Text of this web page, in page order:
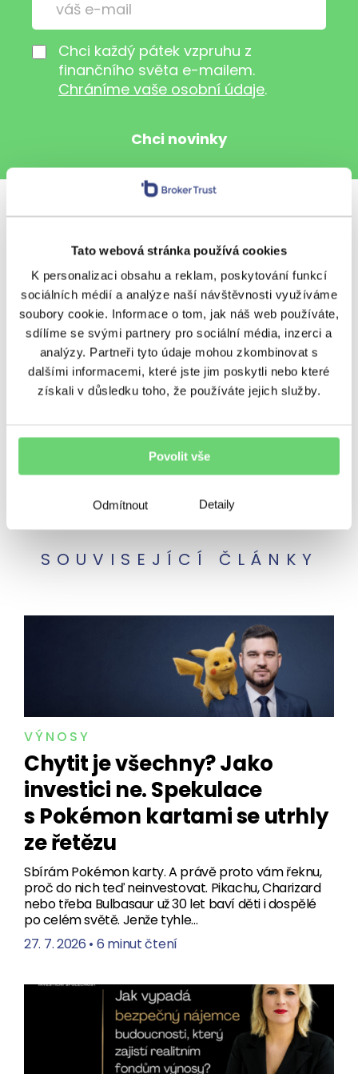
Detaily
Tato webová stránka používá cookies
K personalizaci obsahu a reklam, poskytování funkcí
sociálních médií a analýze naší návštěvnosti využíváme
soubory cookie. Informace o tom, jak náš web používáte,
sdílíme se svými partnery pro sociální média, inzerci a
analýzy. Partneři tyto údaje mohou zkombinovat s
dalšími informacemi, které jste jim poskytli nebo které
získali v důsledku toho, že používáte jejich služby.
Povolit vše
Odmítnout
Chci každý pátek vzpruhu z
finančního světa e-mailem.
Chráníme vaše osobní údaje.
Sdílet s přáteli
Další témata
BeTy Nezařazené
Ostatní
Podcasty
Poradenství
Regiony
Rizika
Úvěrování
Výnosy
Vzdělávání
Zpravodaj
SOUVISEJÍCÍ ČLÁNKY
VÝNOSY
Chytit je všechny? Jako
investici ne. Spekulace
s Pokémon kartami se utrhly
ze řetězu
Sbírám Pokémon karty. A právě proto vám řeknu,
proč do nich teď neinvestovat. Pikachu, Charizard
nebo třeba Bulbasaur už 30 let baví děti i dospělé
po celém světě. Jenže tyhle…
27. 7. 2026 • 6 minut čtení